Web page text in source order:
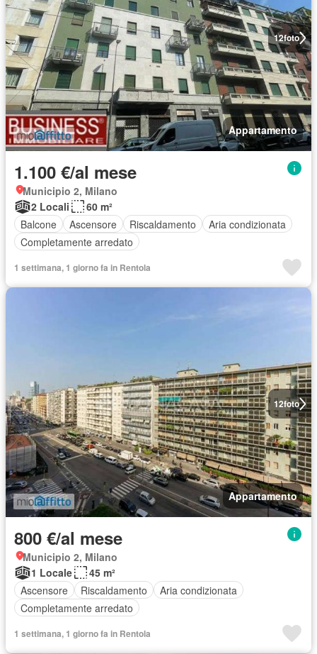
12foto
Appartamento
1.100 €/al mese
Municipio 2, Milano
2 Locali
60 m²
Balcone
Ascensore Riscaldamento
Aria condizionata
Completamente arredato
1 settimana, 1 giorno fa in Rentola
12foto
Appartamento
800 €/al mese
Municipio 2, Milano
1 Locale
45 m²
Ascensore
Riscaldamento
Aria condizionata
Completamente arredato
1 settimana, 1 giorno fa in Rentola